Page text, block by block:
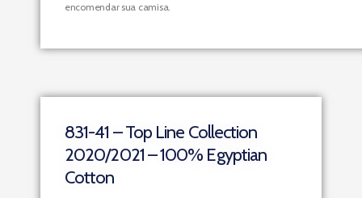
encomendar sua camisa.
831-41 – Top Line Collection
2020/2021 – 100% Egyptian
Cotton